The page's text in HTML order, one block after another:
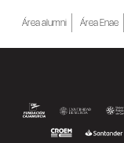
Área alumni Área Enae